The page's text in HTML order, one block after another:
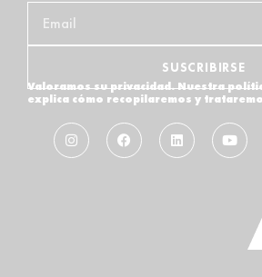
SUSCRIBIRSE
Valoramos su privacidad. Nuestra
explica cómo recopilaremos y